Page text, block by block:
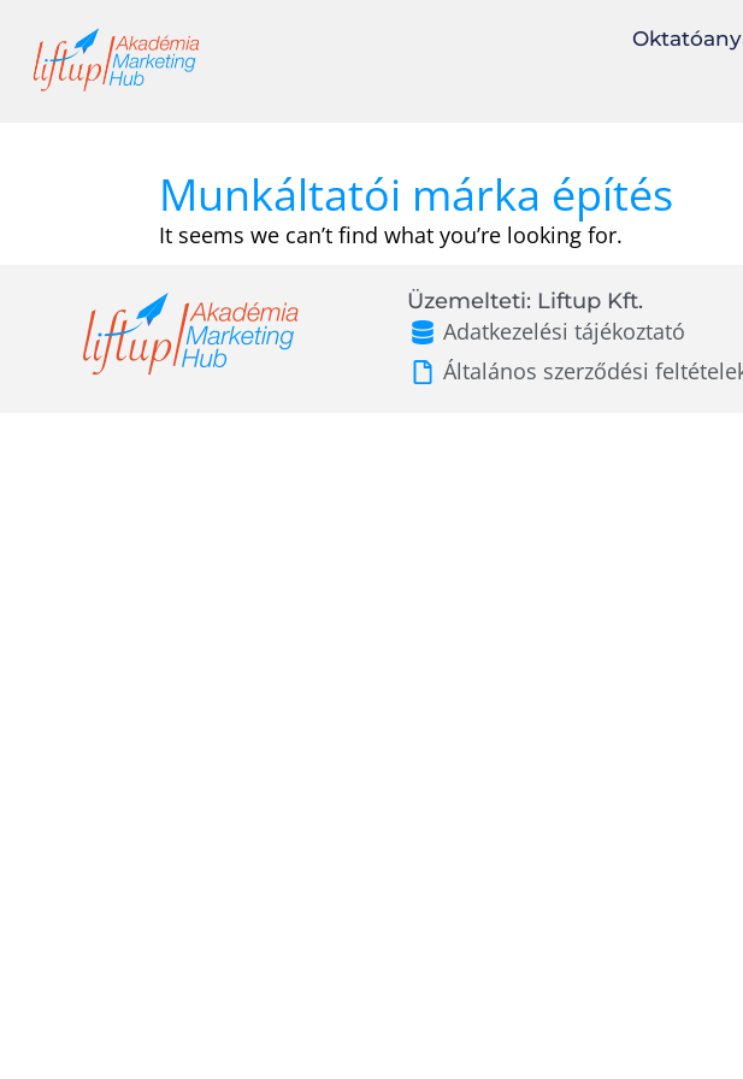
content
Munkáltatói márka építés
It seems we can’t find what you’re looking for.
Üzemelteti: Liftup Kft.
Adatkezelési tájékoztató
Általános szerződési